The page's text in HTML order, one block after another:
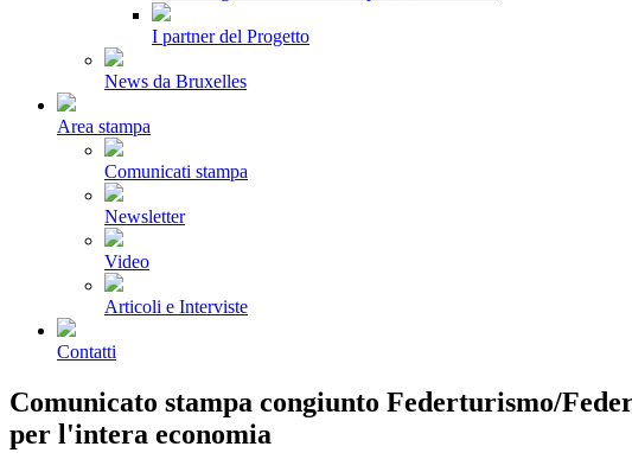
I partner del Progetto
News da Bruxelles
Area stampa
Comunicati stampa
Newsletter
Video
Articoli e Interviste
Contatti
Comunicato stampa congiunto Federturismo/
per l'intera economia